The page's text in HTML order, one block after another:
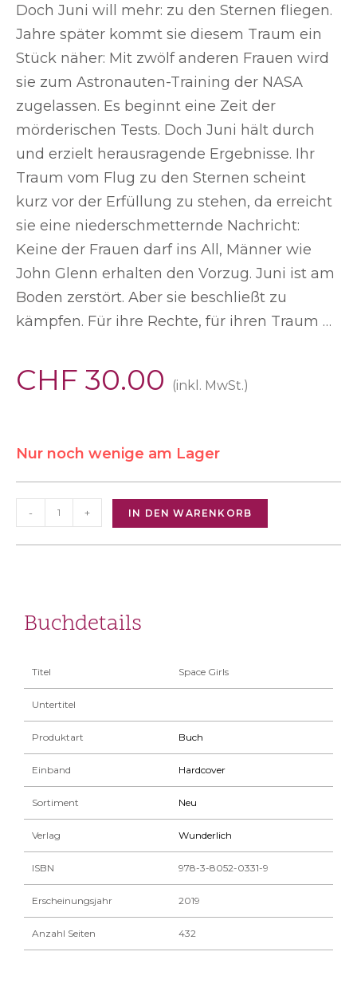
Doch Juni will mehr: zu den Sternen fliegen.
Jahre später kommt sie diesem Traum ein
Stück näher: Mit zwölf anderen Frauen wird
sie zum Astronauten-Training der NASA
zugelassen. Es beginnt eine Zeit der
mörderischen Tests. Doch Juni hält durch
und erzielt herausragende Ergebnisse. Ihr
Traum vom Flug zu den Sternen scheint
kurz vor der Erfüllung zu stehen, da erreicht
sie eine niederschmetternde Nachricht:
Keine der Frauen darf ins All, Männer wie
John Glenn erhalten den Vorzug. Juni ist am
Boden zerstört. Aber sie beschließt zu
kämpfen. Für ihre Rechte, für ihren Traum …
CHF 30.00 (inkl. MwSt.)
Nur noch wenige am Lager
- + IN DEN WARENKORB
Buchdetails
Titel Space Girls
Untertitel
Produktart Buch
Einband Hardcover
Sortiment Neu
Verlag Wunderlich
ISBN 978-3-8052-0331-9
Erscheinungsjahr 2019
Anzahl Seiten 432